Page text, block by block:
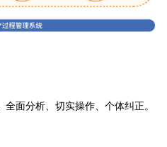
面分析、切实操作、个体纠正。